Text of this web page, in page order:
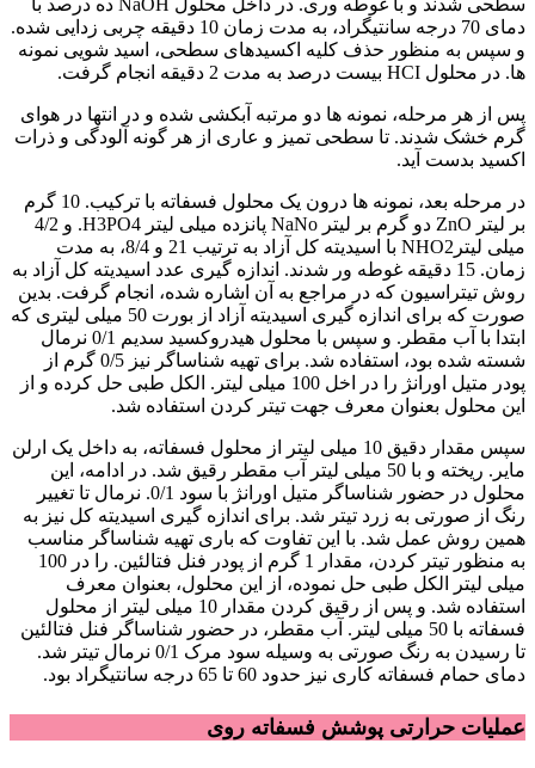
دمای 70 درجه سانتیگراد، به مدت زمان 10 دقیقه چربی زدایی شده.
و سپس به منظور حذف کلیه اکسیدهای سطحی، اسید شویی نمونه
ها. در محلول HCI بیست درصد به مدت 2 دقیقه انجام گرفت.
پس از هر مرحله، نمونه ها دو مرتبه آبکشی شده و در انتها در هوای
گرم خشک شدند. تا سطحی تمیز و عاری از هر گونه آلودگی و ذرات
اکسید بدست آید.
در مرحله بعد، نمونه ها درون یک محلول فسفاته با ترکیب. 10 گرم
بر لیتر ZnO دو گرم بر لیتر NaNo پانزده میلی لیتر H3PO4. و 4/2
میلی لیترNHO2 با اسیدیته کل آزاد به ترتیب 21 و 8/4، به مدت
زمان. 15 دقیقه غوطه ور شدند. اندازه گیری عدد اسیدیته کل آزاد به
روش تیتراسیون که در مراجع به آن اشاره شده، انجام گرفت. بدین
صورت که برای اندازه گیری اسیدیته آزاد از بورت 50 میلی لیتری که
ابتدا با آب مقطر. و سپس با محلول هیدروکسید سدیم 0/1 نرمال
شسته شده بود، استفاده شد. برای تهیه شناساگر نیز 0/5 گرم از
پودر متیل اورانژ را در اخل 100 میلی لیتر. الکل طبی حل کرده و از
این محلول بعنوان معرف جهت تیتر کردن استفاده شد.
سپس مقدار دقیق 10 میلی لیتر از محلول فسفاته، به داخل یک ارلن
مایر. ریخته و با 50 میلی لیتر آب مقطر رقیق شد. در ادامه، این
محلول در حضور شناساگر متیل اورانژ با سود 0/1. نرمال تا تغییر
رنگ از صورتی به زرد تیتر شد. برای اندازه گیری اسیدیته کل نیز به
همین روش عمل شد. با این تفاوت که باری تهیه شناساگر مناسب
به منظور تیتر کردن، مقدار 1 گرم از پودر فنل فتالئین. را در 100
میلی لیتر الکل طبی حل نموده، از این محلول، بعنوان معرف
استفاده شد. و پس از رقیق کردن مقدار 10 میلی لیتر از محلول
فسفاته با 50 میلی لیتر. آب مقطر، در حضور شناساگر فنل فتالئین
تا رسیدن به رنگ صورتی به وسیله سود مرک 0/1 نرمال تیتر شد.
دمای حمام فسفاته کاری نیز حدود 60 تا 65 درجه سانتیگراد بود.
عملیات حرارتی پوشش فسفاته روی